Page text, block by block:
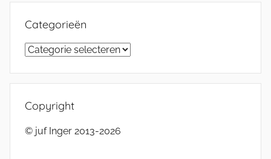
Categorieën
Categorieën
Copyright
© juf Inger 2013-2026